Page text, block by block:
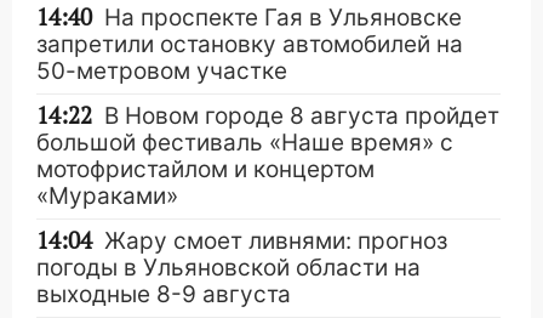
14:40 На проспекте Гая в Ульяновске
запретили остановку автомобилей на
50-метровом участке
14:22 В Новом городе 8 августа пройдет
большой фестиваль «Наше время» с
мотофристайлом и концертом
«Мураками»
14:04 Жару смоет ливнями: прогноз
погоды в Ульяновской области на
выходные 8-9 августа